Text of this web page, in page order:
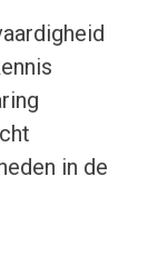
in de